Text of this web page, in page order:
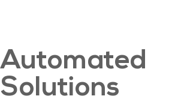
Automated
Solutions